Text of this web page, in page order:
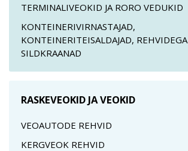
TERMINALIVEOKID JA RORO VEDUKID
KONTEINERIVIRNASTAJAD,
KONTEINERITEISALDAJAD, REHVIDEGA
SILDKRAANAD
RASKEVEOKID JA VEOKID
VEOAUTODE REHVID
KERGVEOK REHVID